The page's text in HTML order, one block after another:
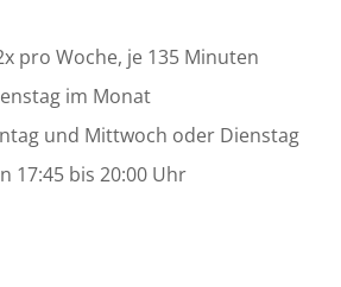
pro Woche, je 135 Minuten
im Monat
und Mittwoch oder Dienstag
17:45 bis 20:00 Uhr